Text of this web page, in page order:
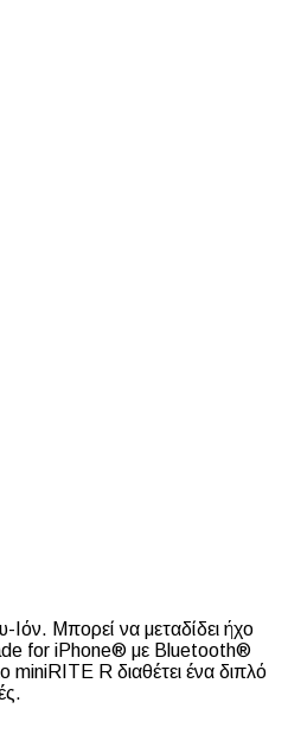
Ιόν. Μπορεί να μεταδίδει ήχο
for iPhone® με Bluetooth®
miniRITE R διαθέτει ένα διπλό